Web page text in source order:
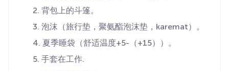
背包上的斗篷。
泡沫（旅行垫，聚氨酯泡沫垫，karemat）。
夏季睡袋（舒适温度+5-（+15））。
手套在工作.